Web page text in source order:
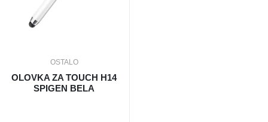
OSTALO
OLOVKA ZA TOUCH H14
SPIGEN BELA